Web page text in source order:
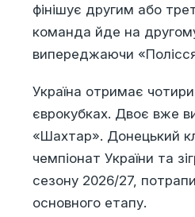
фінішує другим або
команда йде на другому
випереджаючи
Україна отримає
єврокубках. Двоє вже
«Шахтар». Донецький
чемпіонат України та
сезону 2026/27,
основного етапу.